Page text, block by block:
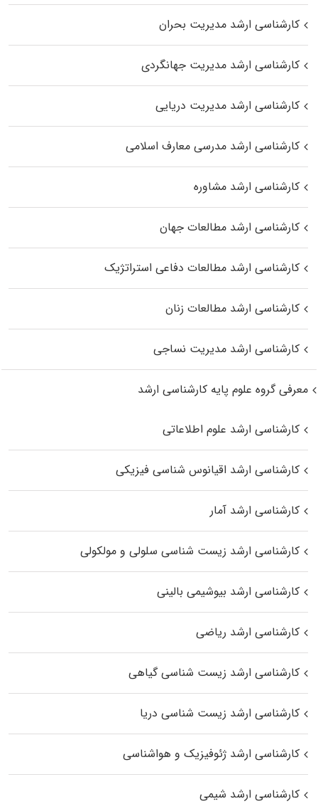
کارشناسی ارشد مدیریت بحران
کارشناسی ارشد مدیریت جهانگردی
کارشناسی ارشد مدیریت دریایی
کارشناسی ارشد مدرسی معارف اسلامی
کارشناسی ارشد مشاوره
کارشناسی ارشد مطالعات جهان
کارشناسی ارشد مطالعات دفاعی استراتژیک
کارشناسی ارشد مطالعات زنان
کارشناسی ارشد مدیریت نساجی
معرفی گروه علوم پایه کارشناسی ارشد
کارشناسی ارشد علوم اطلاعاتی
کارشناسی ارشد اقیانوس‌ شناسی فیزیکی
کارشناسی ارشد آمار
کارشناسی ارشد زیست شناسی سلولی و مولکولی
کارشناسی ارشد بیوشیمی بالینی
کارشناسی ارشد ریاضی
کارشناسی ارشد زیست‌ شناسی گیاهی
کارشناسی ارشد زیست‌ شناسی دریا
کارشناسی ارشد ژئوفیزیک و هواشناسی
کارشناسی ارشد شیمی